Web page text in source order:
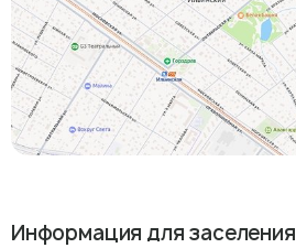
Информация для заселения